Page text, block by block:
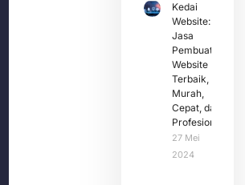
Kedai
Website:
Jasa
Pembuatan
Website
Terbaik,
Murah,
Cepat, dan
Profesional
27 Mei
2024